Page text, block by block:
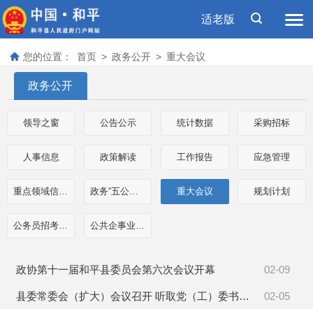
适老版
您的位置： 首页 > 政务公开 > 重大会议
政务公开
领导之窗 公告公示 统计数据 采购招标
人事信息 政策解读 工作报告 应急管理
重点领域信息公开 政务“五公开”专栏 重大会议 规划计划
02-09
政协第十一届和平县委员会第六次会议开幕
02-05
县委常委会（扩大）会议召开 听取党（工）委书记抓基层党建工作述职